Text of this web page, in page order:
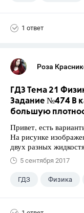
1 ответ
Роза
ГДЗ Тема 21
Задание №474 В
большую
Привет, есть
На рисунке
двух разных
5 сентября 2017
ГДЗ Физика